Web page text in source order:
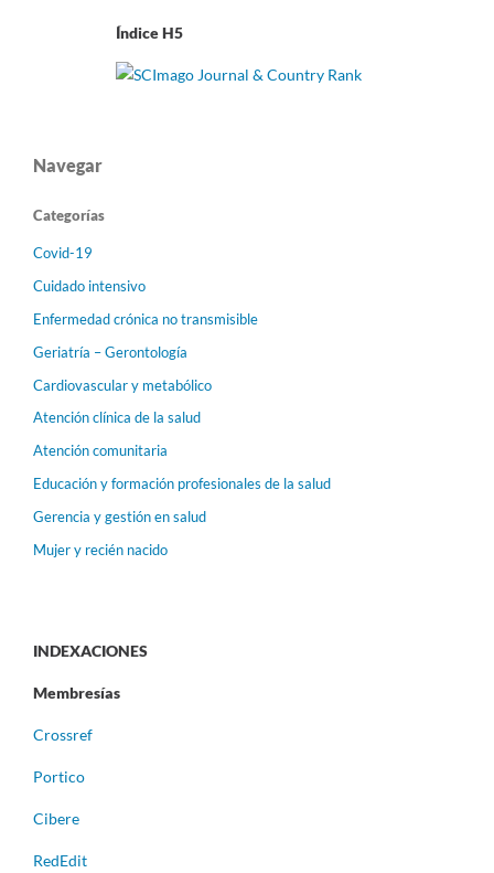
Índice H5
Navegar
Categorías
Covid-19
Cuidado intensivo
Enfermedad crónica no transmisible
Geriatría – Gerontología
Cardiovascular y metabólico
Atención clínica de la salud
Atención comunitaria
Educación y formación profesionales de la salud
Gerencia y gestión en salud
Mujer y recién nacido
INDEXACIONES
Membresías
Crossref
Portico
Cibere
RedEdit